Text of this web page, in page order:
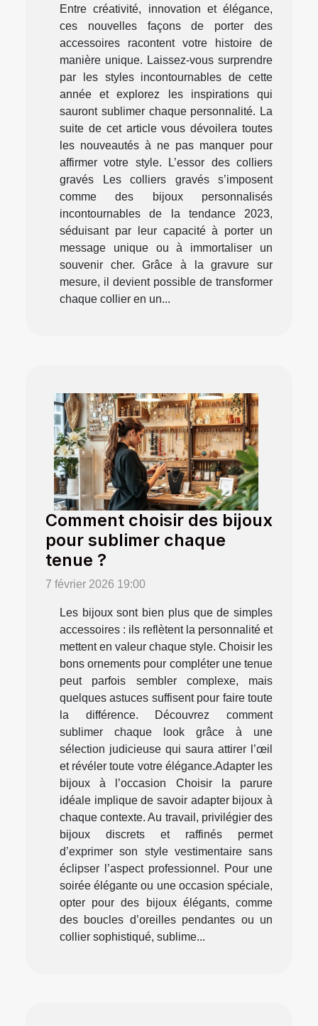
Entre créativité, innovation et élégance,
ces nouvelles façons de porter des
accessoires racontent votre histoire de
manière unique. Laissez-vous surprendre
par les styles incontournables de cette
année et explorez les inspirations qui
sauront sublimer chaque personnalité. La
suite de cet article vous dévoilera toutes
les nouveautés à ne pas manquer pour
affirmer votre style. L’essor des colliers
gravés Les colliers gravés s’imposent
comme des bijoux personnalisés
incontournables de la tendance 2023,
séduisant par leur capacité à porter un
message unique ou à immortaliser un
souvenir cher. Grâce à la gravure sur
mesure, il devient possible de transformer
chaque collier en un...
Comment choisir des bijoux
pour sublimer chaque
tenue ?
7 février 2026 19:00
Les bijoux sont bien plus que de simples
accessoires : ils reflètent la personnalité et
mettent en valeur chaque style. Choisir les
bons ornements pour compléter une tenue
peut parfois sembler complexe, mais
quelques astuces suffisent pour faire toute
la différence. Découvrez comment
sublimer chaque look grâce à une
sélection judicieuse qui saura attirer l’œil
et révéler toute votre élégance.Adapter les
bijoux à l’occasion Choisir la parure
idéale implique de savoir adapter bijoux à
chaque contexte. Au travail, privilégier des
bijoux discrets et raffinés permet
d’exprimer son style vestimentaire sans
éclipser l’aspect professionnel. Pour une
soirée élégante ou une occasion spéciale,
opter pour des bijoux élégants, comme
des boucles d’oreilles pendantes ou un
collier sophistiqué, sublime...